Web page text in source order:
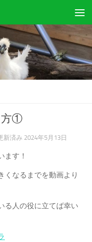
方①
新済み 2024年5月13日
ます！
くなるまでを動画より
る人の役に立てば幸い